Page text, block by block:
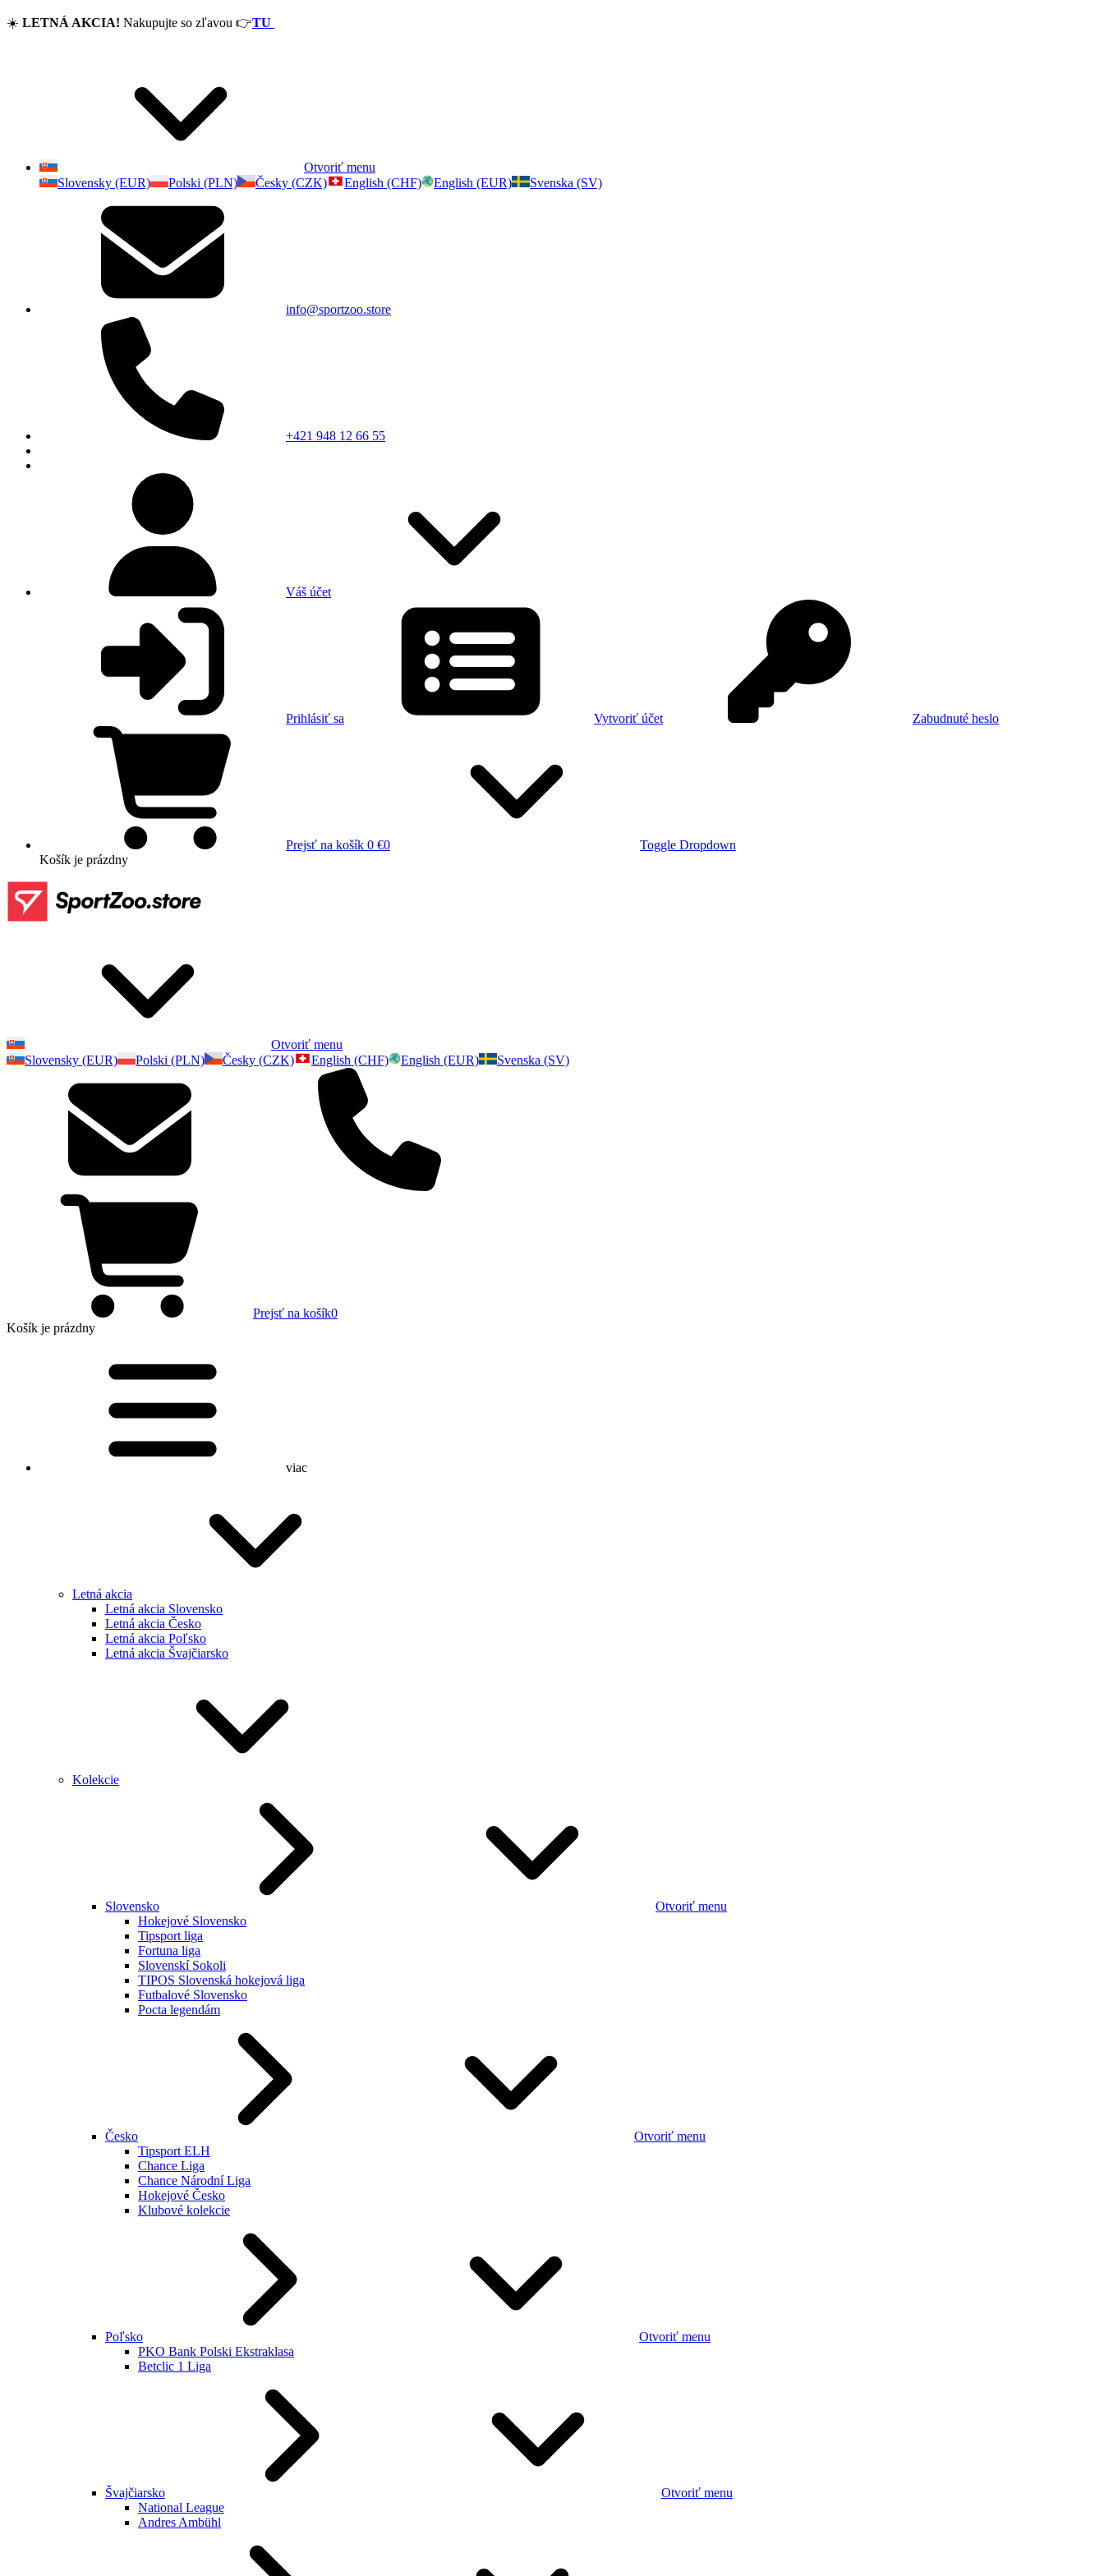
☀️ LETNÁ AKCIA! Nakupujte so zľavou 👉TU
Otvoriť menu
Slovensky (EUR)
Polski (PLN) Česky (CZK) English (CHF) English (EUR) Svenska (SV)
info@sportzoo.store
+421 948 12 66 55
Váš účet
Prihlásiť sa Vytvoriť účet Zabudnuté heslo
Prejsť na košík 0 €0
Toggle Dropdown
Košík je prázdny
Otvoriť menu
Slovensky (EUR)
Polski (PLN) Česky (CZK) English (CHF) English (EUR) Svenska (SV)
Prejsť na košík0
Košík je prázdny
viac
Letná akcia
Letná akcia Slovensko
Letná akcia Česko
Letná akcia Poľsko
Letná akcia Švajčiarsko
Kolekcie
Slovensko
Otvoriť menu
Hokejové Slovensko
Tipsport liga
Fortuna liga
Slovenskí Sokoli
TIPOS Slovenská hokejová liga
Futbalové Slovensko
Pocta legendám
Česko
Otvoriť menu
Tipsport ELH
Chance Liga
Chance Národní Liga
Hokejové Česko
Klubové kolekcie
Poľsko
Otvoriť menu
PKO Bank Polski Ekstraklasa
Betclic 1 Liga
Švajčiarsko
Otvoriť menu
National League
Andres Ambühl